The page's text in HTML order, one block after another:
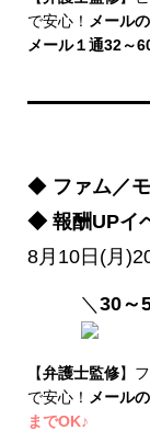
で安心！ メール
メール１通32～
◆ ファム／
◆ 報酬UPイ
8月10日(月
＼ 30～
【弁護士監修】
で安心！ メール
までOK♪